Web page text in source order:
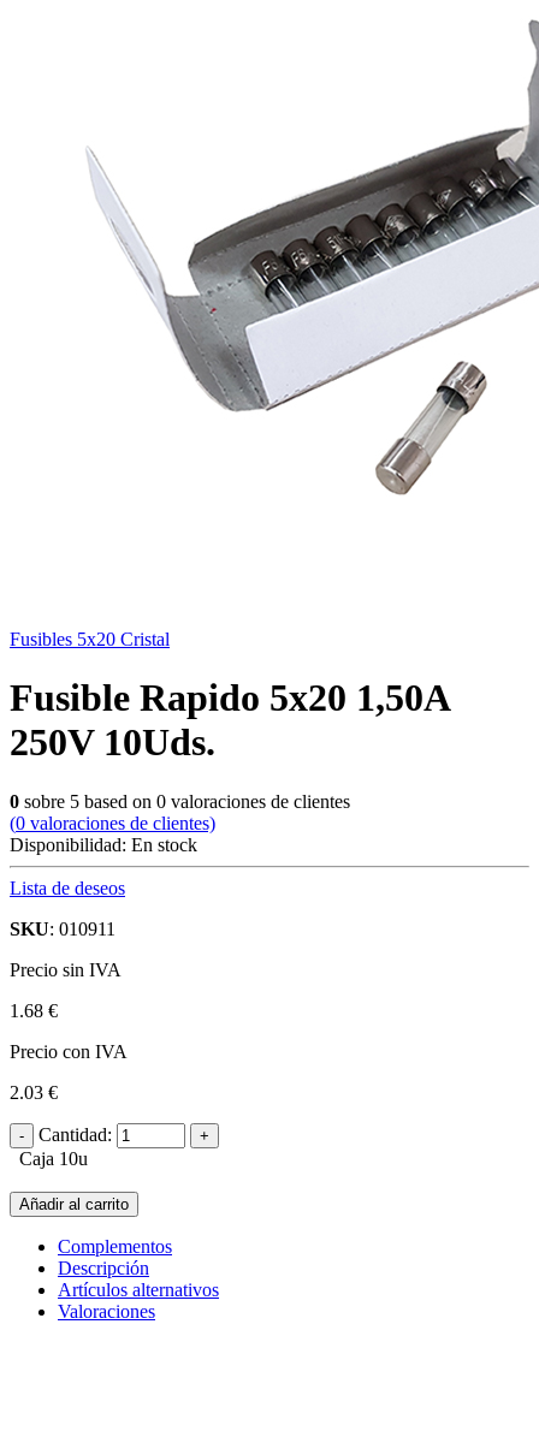
Fusibles 5x20 Cristal
Fusible Rapido 5x20 1,50A
250V 10Uds.
0 sobre 5 based on 0 valoraciones de clientes
(0 valoraciones de clientes)
Disponibilidad: En stock
Lista de deseos
SKU: 010911
Precio sin IVA
1.68 €
Precio con IVA
2.03 €
Cantidad:
Caja 10u
Añadir al carrito
Complementos
Descripción
Artículos alternativos
Valoraciones